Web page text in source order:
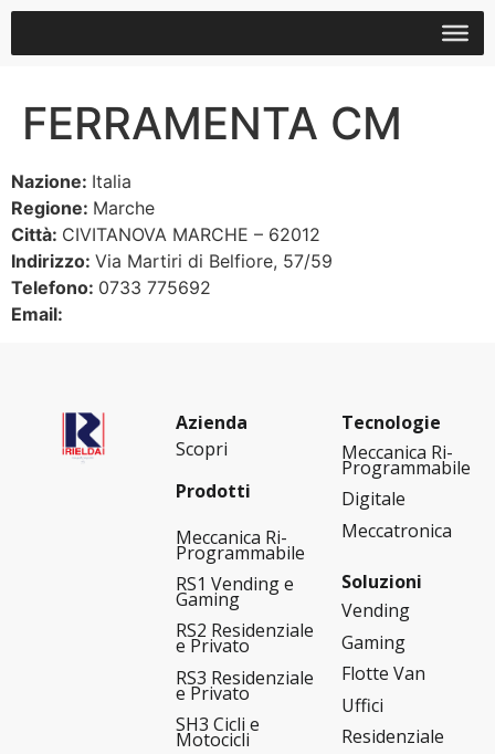
FERRAMENTA CM
Nazione: Italia
Regione: Marche
Città: CIVITANOVA MARCHE – 62012
Indirizzo: Via Martiri di Belfiore, 57/59
Telefono: 0733 775692
Email:
Azienda
Scopri
Prodotti
Meccanica Ri-
Programmabile
RS1 Vending e
Gaming
RS2 Residenziale
e Privato
RS3 Residenziale
e Privato
SH3 Cicli e
Motocicli
Tecnologie
Meccanica Ri-
Programmabile
Digitale
Meccatronica
Soluzioni
Vending
Gaming
Flotte Van
Uffici
Residenziale